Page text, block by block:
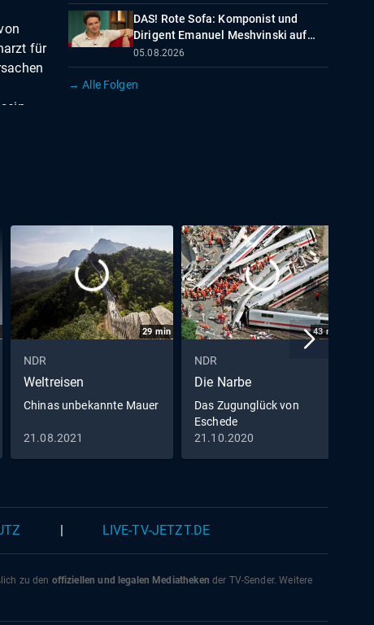
für
DAS! Rote Sofa: Komponist und
Dirigent Emanuel Meshvinski auf
dem Roten Sofa
05.08.2026
→ Alle Folgen
29min
NDR
Weltreisen
Chinas unbekannte Mauer
21.08.2021
43min
NDR
Die Narbe
Das Zugunglück von
Eschede
21.10.2020
LIVE-TV-JETZT.DE
zu den offiziellen und legalen Mediatheken der TV-Sender. Weitere